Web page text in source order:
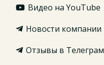
Видео на YouTube
Новости компании
Отзывы в Телеграм